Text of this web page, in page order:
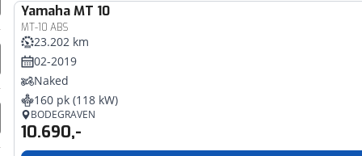
Yamaha MT 10
MT-10 ABS
23.202 km
02-2019
Naked
160 pk (118 kW)
BODEGRAVEN
10.690,-